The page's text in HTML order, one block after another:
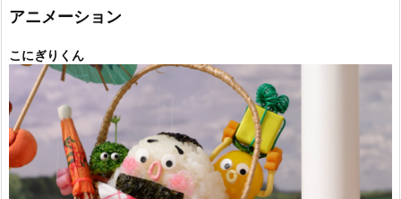
ー
アニメーション
こにぎりくん